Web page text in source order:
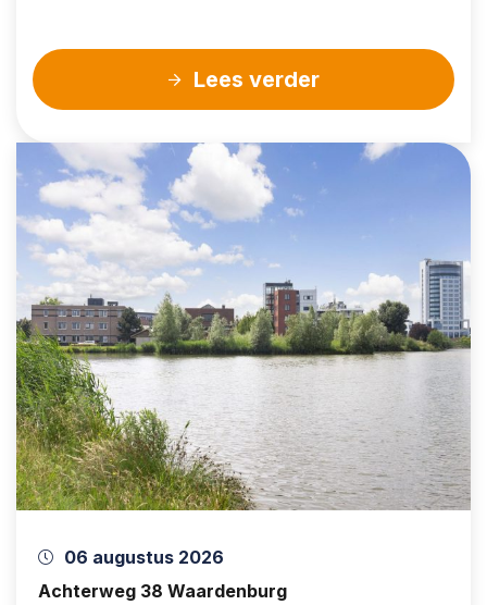
Lees verder
06 augustus 2026
Achterweg 38 Waardenburg